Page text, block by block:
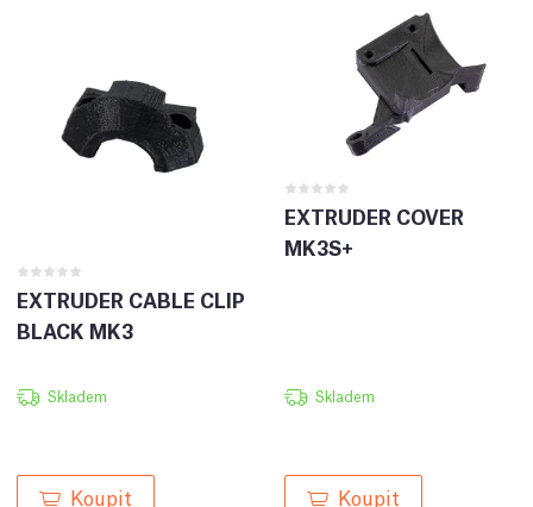
EXTRUDER CABLE CLIP
BLACK MK3
Skladem
Koupit
EXTRUDER COVER
MK3S+
Skladem
Koupit